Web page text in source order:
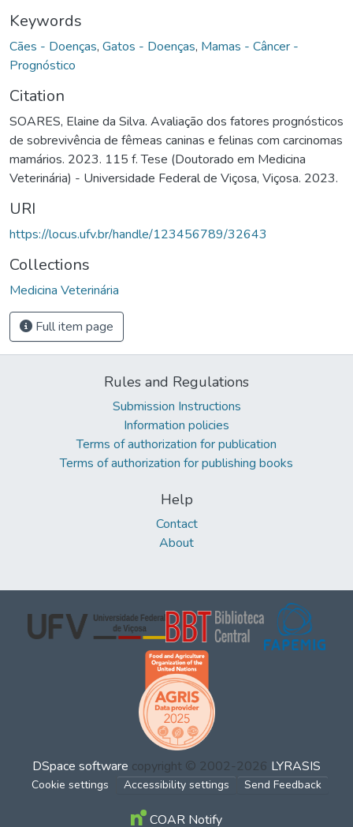
Keywords
Cães - Doenças, Gatos - Doenças, Mamas - Câncer -
Prognóstico
Citation
SOARES, Elaine da Silva. Avaliação dos fatores prognósticos
de sobrevivência de fêmeas caninas e felinas com carcinomas
mamários. 2023. 115 f. Tese (Doutorado em Medicina
Veterinária) - Universidade Federal de Viçosa, Viçosa. 2023.
URI
https://locus.ufv.br/handle/123456789/32643
Collections
Medicina Veterinária
Full item page
Rules and Regulations
Submission Instructions
Information policies
Terms of authorization for publication
Terms of authorization for publishing books
Help
Contact
About
DSpace software copyright © 2002-2026 LYRASIS
Cookie settings Accessibility settings Send Feedback
COAR Notify